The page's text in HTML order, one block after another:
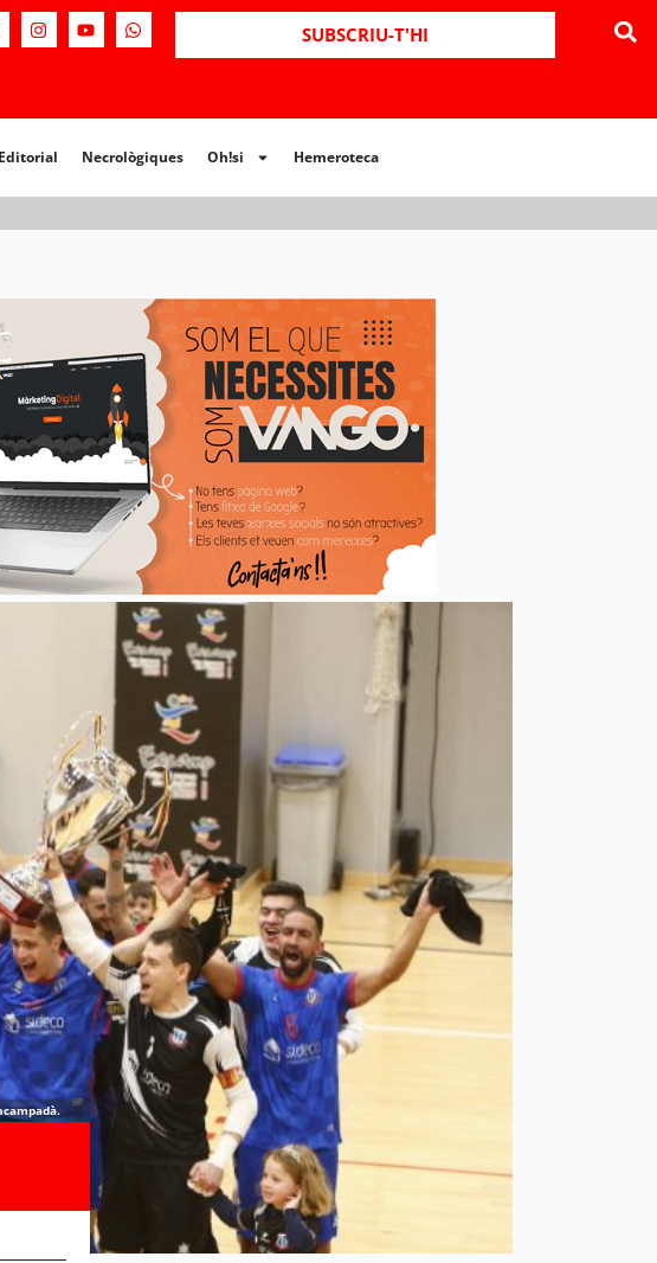
SUBSCRIU-T'HI
Editorial Necrològiques Oh!si Hemeroteca
Necrològiques Hemeroteca